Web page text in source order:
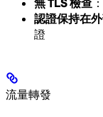
認證保持在
證
流量轉發